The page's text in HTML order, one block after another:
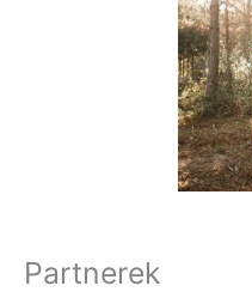
Partnerek